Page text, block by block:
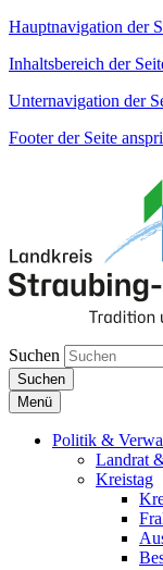
Hauptnavigation der
Inhaltsbereich der
Unternavigation der
Footer der Seite
Suchen
Suchen
Menü
Politik &
Landrat
Kreistag